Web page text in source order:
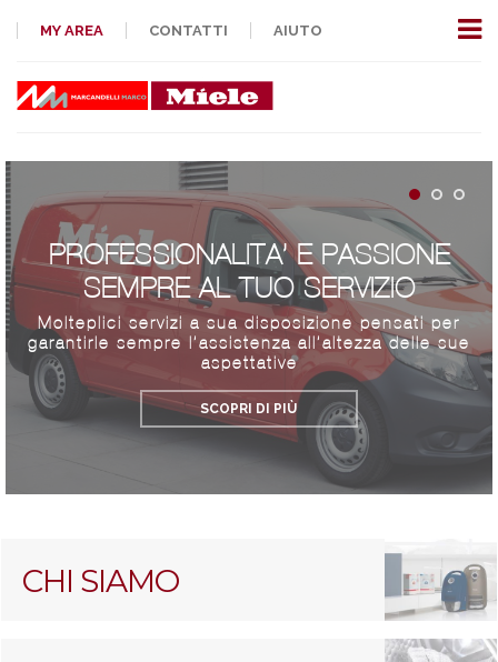
MY AREA CONTATTI AIUTO
PROFESSIONALITA’ E PASSIONE
SEMPRE AL TUO SERVIZIO
Molteplici servizi a sua disposizione pensati per
garantirle sempre l’assistenza all’altezza delle sue
aspettative
SCOPRI DI PIÙ
CHI SIAMO